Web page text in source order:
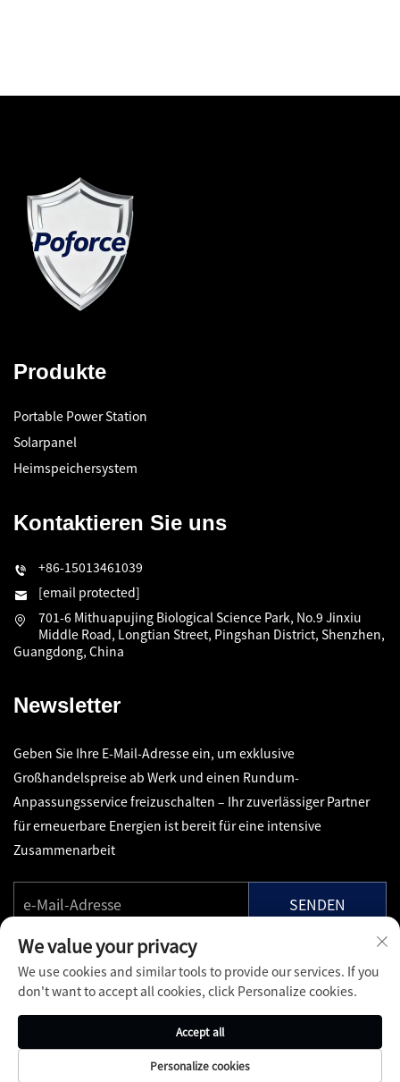
Produkte
Portable Power Station
Solarpanel
Heimspeichersystem
Kontaktieren Sie uns
+86-15013461039
[email protected]
701-6 Mithuapujing Biological Science Park, No.9 Jinxiu
Middle Road, Longtian Street, Pingshan District, Shenzhen,
Guangdong, China
Newsletter
Geben Sie Ihre E-Mail-Adresse ein, um exklusive
Großhandelspreise ab Werk und einen Rundum-
Anpassungsservice freizuschalten – Ihr zuverlässiger Partner
für erneuerbare Energien ist bereit für eine intensive
Zusammenarbeit
SENDEN
Copyright © Shenzhen Pinfang Chuangfu Technology Co., Ltd.
Datenschutzrichtlinie
Kontakt Dienstleistungen
We value your privacy
We use cookies and similar tools to provide our services. If you
don't want to accept all cookies, click Personalize cookies.
Personalize cookies
Accept all